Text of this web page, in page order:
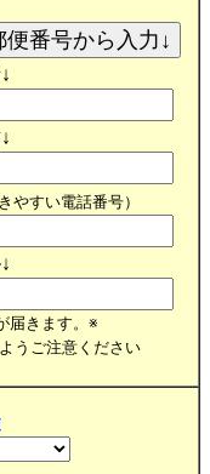
やすい電話番号）
届きます。※
うご注意ください